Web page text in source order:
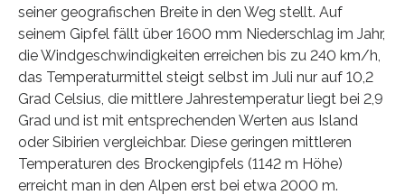
seiner geografischen Breite in den Weg stellt. Auf
seinem Gipfel fällt über 1600 mm Niederschlag im Jahr,
die Windgeschwindigkeiten erreichen bis zu 240 km/h,
das Temperaturmittel steigt selbst im Juli nur auf 10,2
Grad Celsius, die mittlere Jahrestemperatur liegt bei 2,9
Grad und ist mit entsprechenden Werten aus Island
oder Sibirien vergleichbar. Diese geringen mittleren
Temperaturen des Brockengipfels (1142 m Höhe)
erreicht man in den Alpen erst bei etwa 2000 m.